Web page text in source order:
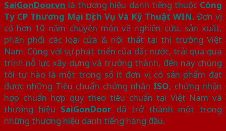
SaiGonDoor.vn là thương hiệu danh tiếng thuộc Công
Ty CP Thương Mại Dịch Vụ Và Kỹ Thuật WIN. Đơn vị
có hơn 10 năm chuyên môn về nghiên cứu, sản xuất,
phân phối các loại cửa & nội thất tại thị trường Việt
Nam. Cùng với sự phát triển của đất nước, trải qua quá
trình nỗ lực xây dựng và trưởng thành, đến nay chúng
tôi tự hào là một trong số ít đơn vị có sản phẩm đạt
được những Tiêu chuẩn chứng nhận ISO, chứng nhận
hợp chuẩn hợp quy theo tiêu chuẩn tại Việt Nam và
thương hiệu SaiGonDoor đã trở thành một trong
những thương hiệu danh tiếng hàng đầu.